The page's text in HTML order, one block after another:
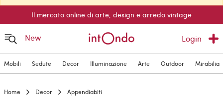
Il mercato online di arte, design e arredo vintage
New Login
Mobili Sedute Decor Illuminazione Arte Outdoor Mirabilia
Home Decor Appendiabiti